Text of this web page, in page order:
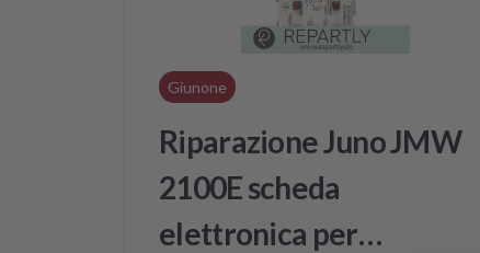
Giunone
Riparazione Juno JMW
2100E scheda
elettronica per